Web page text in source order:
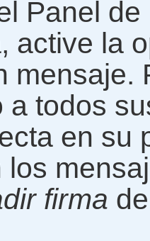
Panel
active la
mensaje.
a todos
en su
los
firma